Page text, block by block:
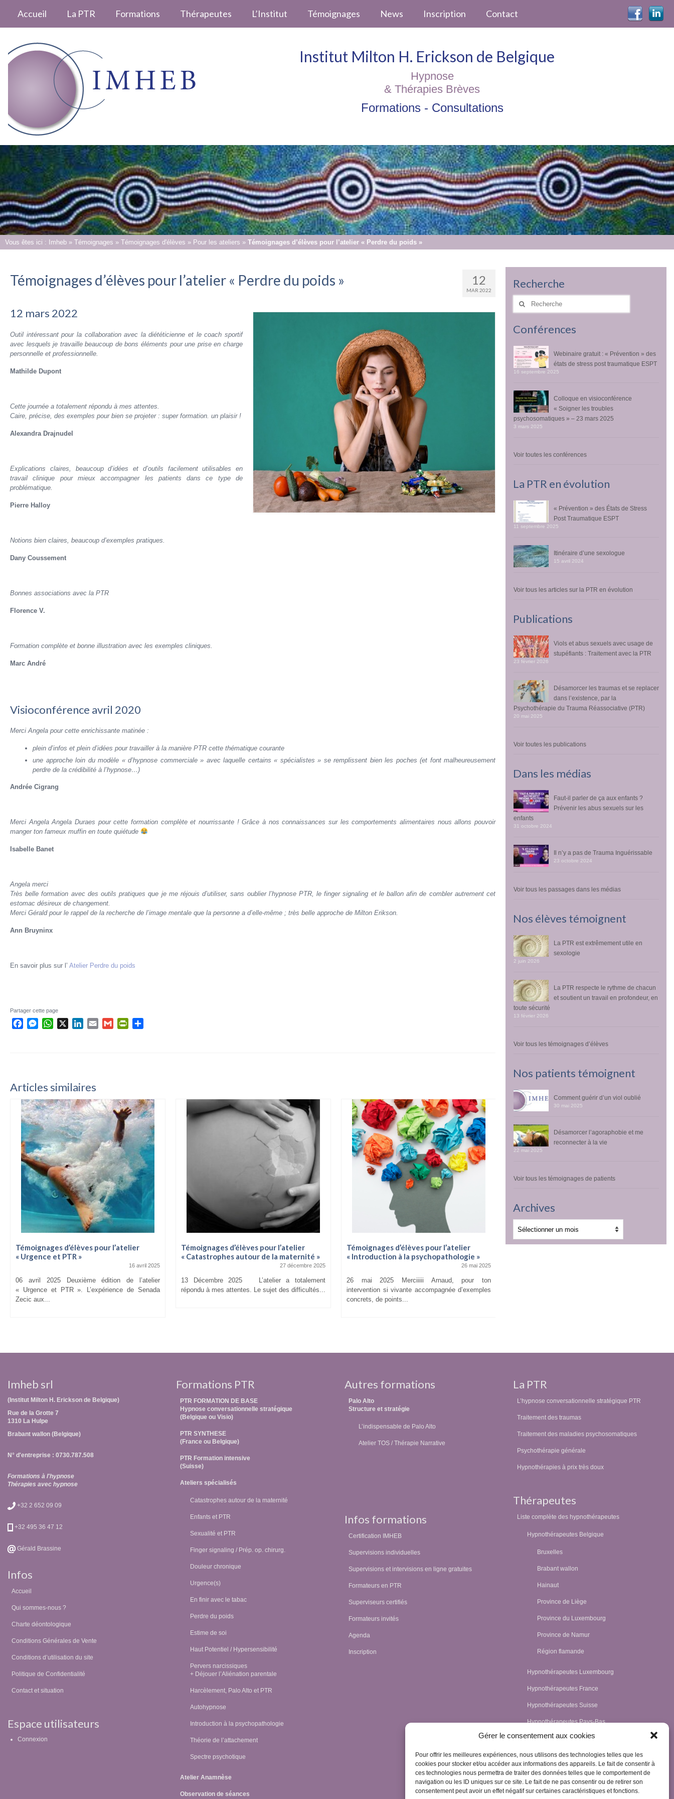
Gérer le consentement aux cookies
Pour offrir les meilleures expériences, nous utilisons des technologies telles que les
cookies pour stocker et/ou accéder aux informations des appareils. Le fait de consentir à
ces technologies nous permettra de traiter des données telles que le comportement de
navigation ou les ID uniques sur ce site. Le fait de ne pas consentir ou de retirer son
consentement peut avoir un effet négatif sur certaines caractéristiques et fonctions.
Accueil La PTR Formations Thérapeutes L’Institut Témoignages News Inscription Contact
Institut Milton H. Erickson de Belgique
Hypnose
& Thérapies Brèves
Formations - Consultations
Vous êtes ici : Imheb » Témoignages » Témoignages d'élèves » Pour les ateliers » Témoignages d’élèves pour l’atelier « Perdre du poids »
12
MAR 2022
Témoignages d’élèves pour l’atelier « Perdre du poids »
12 mars 2022
Outil intéressant pour la collaboration avec la diététicienne et le coach sportif
avec lesquels je travaille beaucoup de bons éléments pour une prise en charge
personnelle et professionnelle.
Mathilde Dupont
Cette journée a totalement répondu à mes attentes.
Caire, précise, des exemples pour bien se projeter : super formation. un plaisir !
Alexandra Drajnudel
Explications claires, beaucoup d’idées et d’outils facilement utilisables en
travail clinique pour mieux accompagner les patients dans ce type de
problématique.
Pierre Halloy
Notions bien claires, beaucoup d’exemples pratiques.
Dany Coussement
Bonnes associations avec la PTR
Florence V.
Formation complète et bonne illustration avec les exemples cliniques.
Marc André
Visioconférence avril 2020
Merci Angela pour cette enrichissante matinée :
plein d’infos et plein d’idées pour travailler à la manière PTR cette thématique courante
une approche loin du modèle « d’hypnose commerciale » avec laquelle certains « spécialistes » se remplissent bien les poches (et font malheureusement
perdre de la crédibilité à l’hypnose…)
Andrée Cigrang
Merci Angela Angela Duraes pour cette formation complète et nourrissante ! Grâce à nos connaissances sur les comportements alimentaires nous allons pouvoir
manger ton fameux muffin en toute quiétude
Isabelle Banet
Angela merci
Très belle formation avec des outils pratiques que je me réjouis d’utiliser, sans oublier l’hypnose PTR, le finger signaling et le ballon afin de combler autrement cet
estomac désireux de changement.
Merci Gérald pour le rappel de la recherche de l’image mentale que la personne a d’elle-même ; très belle approche de Milton Erikson.
Ann Bruyninx
En savoir plus sur l’ Atelier Perdre du poids
Partager cette page
FacebookMessenger
WhatsAppLinkedIn
Email Gmail PrintFriendly
Articles similaires
Témoignages d’élèves pour l’atelier
« Urgence et PTR »
16 avril 2025
06 avril 2025 Deuxième édition de l’atelier
« Urgence et PTR ». L’expérience de Senada
Zecic aux...
Témoignages d’élèves pour l’atelier
« Catastrophes autour de la maternité »
27 décembre 2025
13 Décembre 2025 L’atelier a totalement
répondu à mes attentes. Le sujet des difficultés...
Témoignages d’élèves pour l’atelier
« Introduction à la psychopathologie »
26 mai 2025
26 mai 2025 Merciiiii Arnaud, pour ton
intervention si vivante accompagnée d’exemples
concrets, de points...
Témoignages d’élèves pour l’atelier
Recherche
Rechercher
Conférences
Webinaire gratuit : « Prévention » des
états de stress post traumatique ESPT
16 septembre 2025
Colloque en visioconférence
« Soigner les troubles
psychosomatiques » – 23 mars 2025
3 mars 2025
Voir toutes les conférences
La PTR en évolution
« Prévention » des États de Stress
Post Traumatique ESPT
11 septembre 2025
Itinéraire d’une sexologue
15 avril 2024
Voir tous les articles sur la PTR en évolution
Publications
Viols et abus sexuels avec usage de
stupéfiants : Traitement avec la PTR
23 février 2026
Désamorcer les traumas et se replacer
dans l’existence, par la
Psychothérapie du Trauma Réassociative (PTR)
20 mai 2025
Voir toutes les publications
Dans les médias
Faut-il parler de ça aux enfants ?
Prévenir les abus sexuels sur les
enfants
31 octobre 2024
Il n’y a pas de Trauma Inguérissable
23 octobre 2024
Voir tous les passages dans les médias
Nos élèves témoignent
La PTR est extrêmement utile en
sexologie
2 juin 2026
La PTR respecte le rythme de chacun
et soutient un travail en profondeur, en
toute sécurité
13 février 2026
Voir tous les témoignages d’élèves
Nos patients témoignent
Comment guérir d’un viol oublié
30 mai 2025
Désamorcer l’agoraphobie et me
reconnecter à la vie
22 mai 2025
Voir tous les témoignages de patients
Archives
Imheb srl
(Institut Milton H. Erickson de Belgique)
Rue de la Grotte 7
1310 La Hulpe
Brabant wallon (Belgique)
N° d'entreprise : 0730.787.508
Formations à l'hypnose
Thérapies avec hypnose
+32 2 652 09 09
+32 495 36 47 12
Gérald Brassine
Infos
Accueil
Qui sommes-nous ?
Charte déontologique
Conditions Générales de Vente
Conditions d’utilisation du site
Politique de Confidentialité
Contact et situation
Espace utilisateurs
Connexion
Formations PTR
PTR FORMATION DE BASE
Hypnose conversationnelle stratégique
(Belgique ou Visio)
PTR SYNTHESE
(France ou Belgique)
PTR Formation intensive
(Suisse)
Ateliers spécialisés
Catastrophes autour de la maternité
Enfants et PTR
Sexualité et PTR
Finger signaling / Prép. op. chirurg.
Douleur chronique
Urgence(s)
En finir avec le tabac
Perdre du poids
Estime de soi
Haut Potentiel / Hypersensibilité
Pervers narcissiques
+ Déjouer l’Aliénation parentale
Harcèlement, Palo Alto et PTR
Autohypnose
Introduction à la psychopathologie
Théorie de l’attachement
Spectre psychotique
Atelier Anamnèse
Observation de séances
Autres formations
Palo Alto
Structure et stratégie
L’indispensable de Palo Alto
Atelier TOS / Thérapie Narrative
Infos formations
Certification IMHEB
Supervisions individuelles
Supervisions et intervisions en ligne gratuites
Formateurs en PTR
Superviseurs certifiés
Formateurs invités
Agenda
Inscription
La PTR
L’hypnose conversationnelle stratégique PTR
Traitement des traumas
Traitement des maladies psychosomatiques
Psychothérapie générale
Hypnothérapies à prix très doux
Thérapeutes
Liste complète des hypnothérapeutes
Hypnothérapeutes Belgique
Bruxelles
Brabant wallon
Hainaut
Province de Liège
Province du Luxembourg
Province de Namur
Région flamande
Hypnothérapeutes Luxembourg
Hypnothérapeutes France
Hypnothérapeutes Suisse
Hypnothérapeutes Pays-Bas
Hypnothérapeutes Espagne
Hypnothérapeutes Irlande
Hypnothérapeutes Royaume Uni
Hypnothérapeutes Egypte